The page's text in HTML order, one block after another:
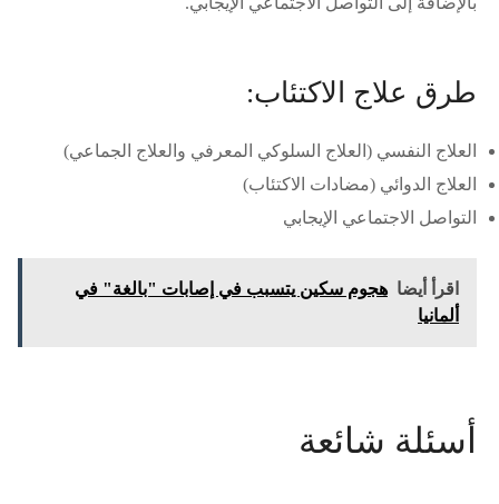
طرق علاج الاكتئاب:
العلاج النفسي (العلاج السلوكي المعرفي والعلاج الجماعي)
العلاج الدوائي (مضادات الاكتئاب)
التواصل الاجتماعي الإيجابي
اقرأ أيضا هجوم سكين يتسبب في إصابات "بالغة" في
ألمانيا
أسئلة شائعة